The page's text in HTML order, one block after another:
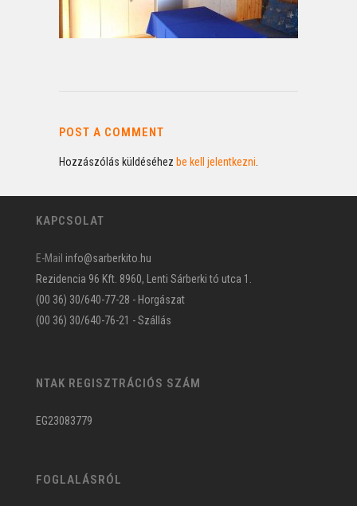
POST A COMMENT
Hozzászólás küldéséhez be kell jelentkezni
KAPCSOLAT
E-Mail info@sarberkito.hu
Rezidencia 96 Kft. 8960, Lenti Sárberki tó utca 1.
(00 36) 30/640-77-28 - Horgászat
(00 36) 30/640-76-21 - Szállás
NTAK REGISZTRÁCIÓS SZÁM
EG23083779
FOGLALÁSRÓL